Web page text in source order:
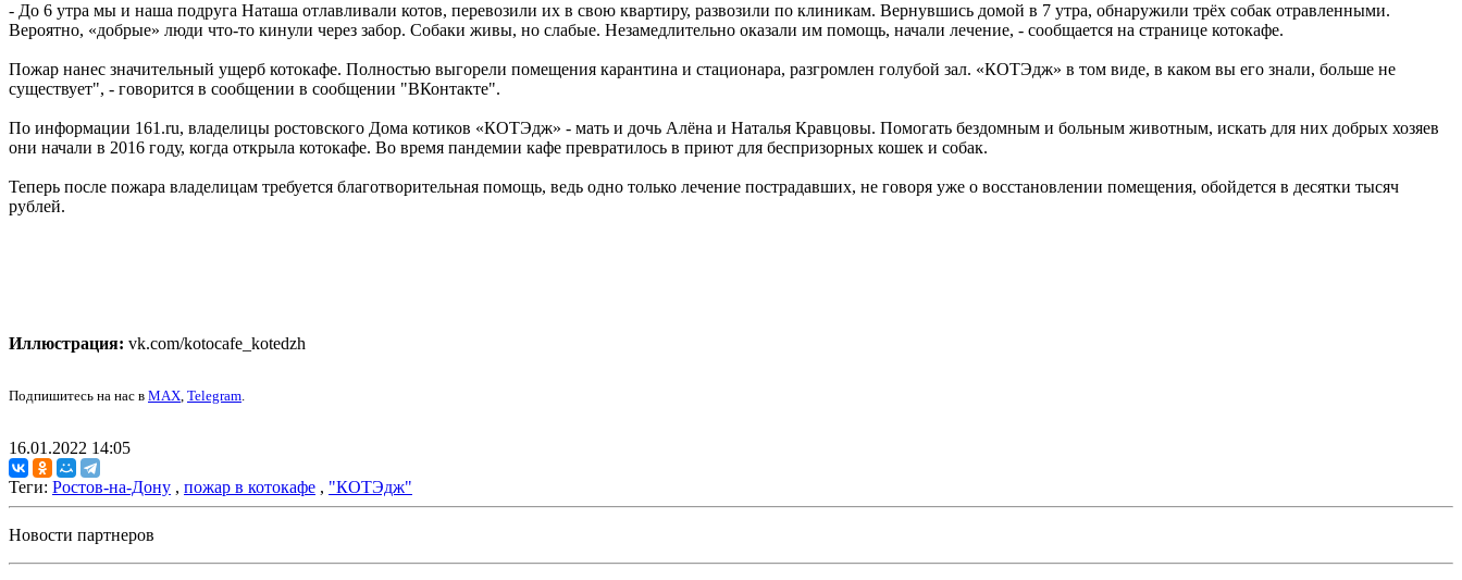
- До 6 утра мы и наша подруга Наташа отлавливали котов, перевозили их в свою квартиру, развозили по клиникам. Вернувшись домой в 7 утра, обнаружили трёх собак отравленными.
Вероятно, «добрые» люди что-то кинули через забор. Собаки живы, но слабые. Незамедлительно оказали им помощь, начали лечение, - сообщается на странице котокафе.
Пожар нанес значительный ущерб котокафе. Полностью выгорели помещения карантина и стационара, разгромлен голубой зал. «КОТЭдж» в том виде, в каком вы его знали, больше не
существует", - говорится в сообщении в сообщении "ВКонтакте".
По информации 161.ru, владелицы ростовского Дома котиков «КОТЭдж» - мать и дочь Алёна и Наталья Кравцовы. Помогать бездомным и больным животным, искать для них добрых хозяев
они начали в 2016 году, когда открыла котокафе. Во время пандемии кафе превратилось в приют для беспризорных кошек и собак.
Теперь после пожара владелицам требуется благотворительная помощь, ведь одно только лечение пострадавших, не говоря уже о восстановлении помещения, обойдется в десятки тысяч
рублей.
Иллюстрация: vk.com/kotocafe_kotedzh
Подпишитесь на нас в MAX, Telegram.
16.01.2022 14:05
Теги: Ростов-на-Дону , пожар в котокафе , "КОТЭдж"
Новости партнеров